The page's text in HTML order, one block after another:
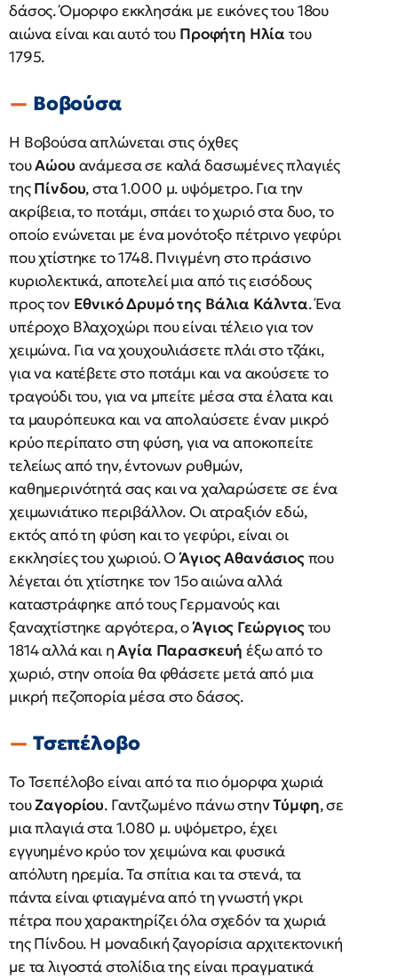
δάσος. Όμορφο εκκλησάκι με εικόνες του 18ου
αιώνα είναι και αυτό του Προφήτη Ηλία του
1795.
Βοβούσα
Η Βοβούσα απλώνεται στις όχθες
τουΑώου ανάμεσα σε καλά δασωμένες πλαγιές
τηςΠίνδου, στα 1.000 μ. υψόμετρο. Για την
ακρίβεια, το ποτάμι, σπάει το χωριό στα δυο, το
οποίο ενώνεται με ένα μονότοξο πέτρινο γεφύρι
που χτίστηκε το 1748. Πνιγμένη στο πράσινο
κυριολεκτικά, αποτελεί μια από τις εισόδους
προς τον Εθνικό Δρυμό της Βάλια Κάλντα. Ένα
υπέροχο Βλαχοχώρι που είναι τέλειο για τον
χειμώνα. Για να χουχουλιάσετε πλάι στο τζάκι,
για να κατέβετε στο ποτάμι και να ακούσετε το
τραγούδι του, για να μπείτε μέσα στα έλατα και
τα μαυρόπευκα και να απολαύσετε έναν μικρό
κρύο περίπατο στη φύση, για να αποκοπείτε
τελείως από την, έντονων ρυθμών,
καθημερινότητά σας και να χαλαρώσετε σε ένα
χειμωνιάτικο περιβάλλον. Οι ατραξιόν εδώ,
εκτός από τη φύση και το γεφύρι, είναι οι
εκκλησίες του χωριού. ΟΆγιος Αθανάσιοςπου
λέγεται ότι χτίστηκε τον 15ο αιώνα αλλά
καταστράφηκε από τους Γερμανούς και
ξαναχτίστηκε αργότερα, οΆγιος Γεώργιοςτου
1814 αλλά και ηΑγία Παρασκευή έξω από το
χωριό, στην οποία θα φθάσετε μετά από μια
μικρή πεζοπορία μέσα στο δάσος.
Τσεπέλοβο
Το Τσεπέλοβο είναι από τα πιο όμορφα χωριά
τουΖαγορίου. Γαντζωμένο πάνω στηνΤύμφη, σε
μια πλαγιά στα 1.080 μ. υψόμετρο, έχει
εγγυημένο κρύο τον χειμώνα και φυσικά
απόλυτη ηρεμία. Τα σπίτια και τα στενά, τα
πάντα είναι φτιαγμένα από τη γνωστή γκρι
πέτρα που χαρακτηρίζει όλα σχεδόν τα χωριά
της Πίνδου. Η μοναδική ζαγορίσια αρχιτεκτονική
με τα λιγοστά στολίδια της είναι πραγματικά